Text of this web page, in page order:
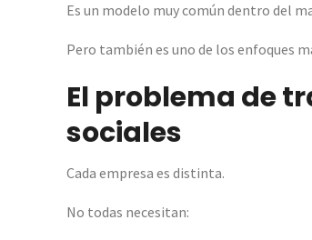
Es un modelo muy común dentro del
Pero también es uno de los enfoques
El problema de
sociales
Cada empresa es distinta.
No todas necesitan: